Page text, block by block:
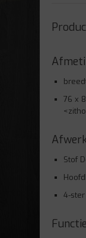
76 x
Stof
4-